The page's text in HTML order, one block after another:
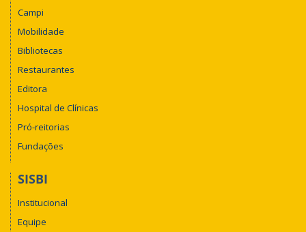
Campi
Mobilidade
Bibliotecas
Restaurantes
Editora
Hospital de Clínicas
Pró-reitorias
Fundações
SISBI
Institucional
Equipe